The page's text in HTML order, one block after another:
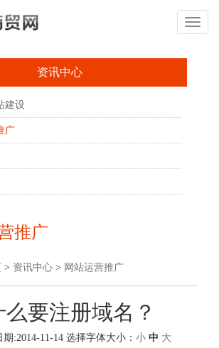
Toggle
资讯中心
建设
广
推广
> 资讯中心 > 网站运营推广
么要注册域名？
期:2014-11-14 选择字体大小： 小 中 大